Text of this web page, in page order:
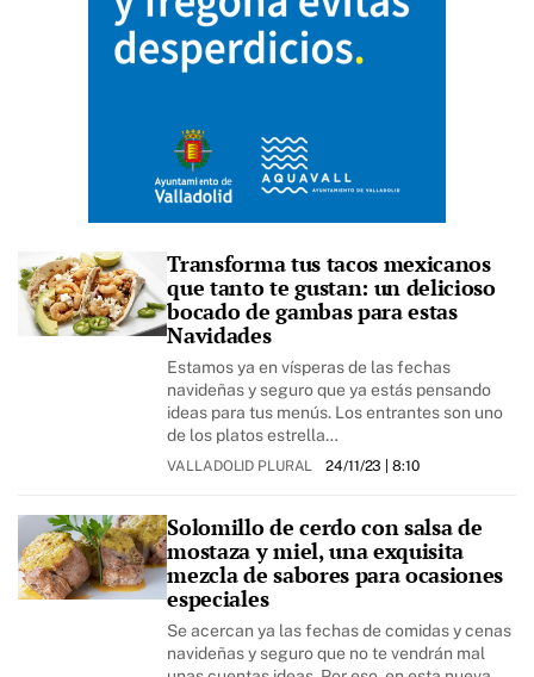
Transforma tus tacos mexicanos
que tanto te gustan: un delicioso
bocado de gambas para estas
Navidades
Estamos ya en vísperas de las fechas
navideñas y seguro que ya estás pensando
ideas para tus menús. Los entrantes son uno
de los platos estrella…
VALLADOLID PLURAL 24/11/23 | 8:10
Solomillo de cerdo con salsa de
mostaza y miel, una exquisita
mezcla de sabores para ocasiones
especiales
Se acercan ya las fechas de comidas y cenas
navideñas y seguro que no te vendrán mal